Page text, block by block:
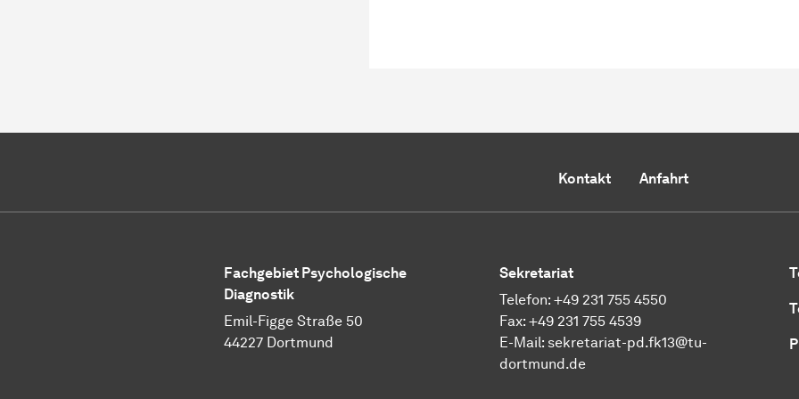
Kontakt Anfahrt
Fachgebiet Psychologische
Diagnostik
Emil-Figge Straße 50
44227 Dortmund
Sekretariat
Telefon: +49 231 755 4550
Fax: +49 231 755 4539
E-Mail: sekretariat-pd.fk13@tu-
dortmund.de